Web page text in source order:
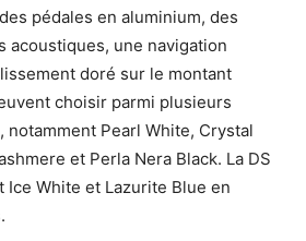
pédales en aluminium, des
acoustiques, une navigation
doré sur le montant
choisir parmi plusieurs
Pearl White, Crystal
et Perla Nera Black. La DS
Ice White et Lazurite Blue en